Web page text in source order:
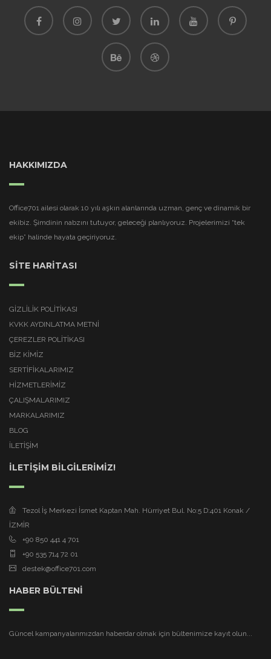
HAKKIMIZDA
Office701 ailesi olarak 10 yılı aşkın alanlarında uzman, genç ve dinamik bir
ekibiz. Şimdinin nabzını tutuyor, geleceği planlıyoruz. Projelerimizi “tek
ekip” halinde hayata geçiriyoruz.
SİTE HARİTASI
GIZLILIK POLITIKASI
KVKK AYDINLATMA METNI
ÇEREZLER POLITIKASI
BİZ KİMİZ
SERTİFİKALARIMIZ
HİZMETLERİMİZ
ÇALIŞMALARIMIZ
MARKALARIMIZ
BLOG
İLETİŞİM
İLETİŞİM BİLGİLERİMİZ!
Tezol İş Merkezi İsmet Kaptan Mah. Hürriyet Bul. No:5 D:401 Konak /
İZMİR
+90 850 441 4 701
+90 535 714 72 01
destek@office701.com
HABER BÜLTENİ
Güncel kampanyalarımızdan haberdar olmak için bültenimize kayıt olun...